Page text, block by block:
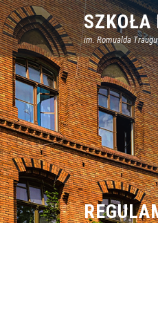
Skip
to
content
SZKOŁA
im. Romualda